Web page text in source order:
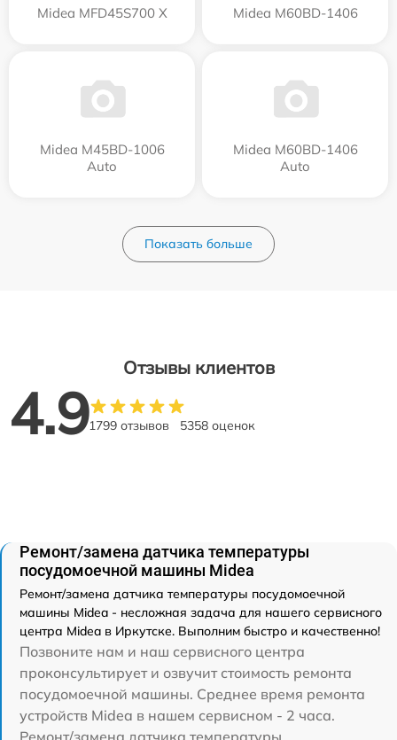
Midea MFD45S700 X Midea M60BD-1406
Midea M45BD-1006
Auto
Midea M60BD-1406
Auto
Показать больше
Отзывы клиентов
4.91799 отзывов 5358 оценок
Ремонт/замена датчика температуры
посудомоечной машины Midea
Ремонт/замена датчика температуры посудомоечной
машины Midea - несложная задача для нашего сервисного
центра Midea в Иркутске. Выполним быстро и качественно!
Позвоните нам и наш сервисного центра
проконсультирует и озвучит стоимость ремонта
посудомоечной машины. Среднее время ремонта
устройств Midea в нашем сервисном - 2 часа.
Ремонт/замена датчика температуры